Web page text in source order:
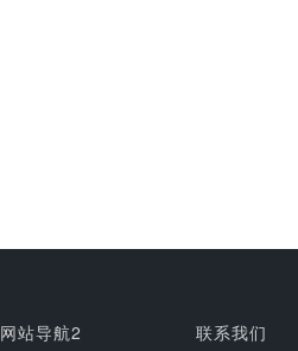
网站导航2 联系我们